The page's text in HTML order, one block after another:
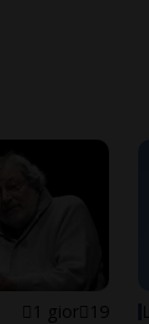
1 gior 19